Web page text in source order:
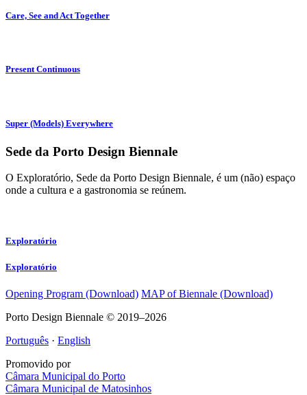
Care, See and Act Together
Present Continuous
Super (Models) Everywhere
Sede da Porto Design Biennale
O Exploratório, Sede da Porto Design Biennale, é um (não) espaço
onde a cultura e a gastronomia se reúnem.
Exploratório
Exploratório
Opening Program (Download) MAP of Biennale (Download)
Porto Design Biennale © 2019–2026
Português · English
Promovido por
Câmara Municipal do Porto
Câmara Municipal de Matosinhos